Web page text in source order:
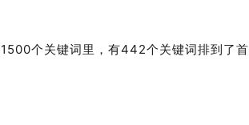
个关键词里，有442个关键词排到了首